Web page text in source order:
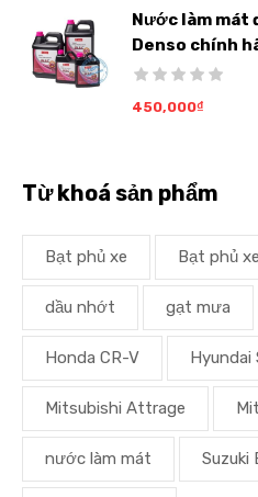
Nước làm mát
Denso chính
450,000₫
Từ khoá sản phẩm
Bạt phủ xe Bạt phủ
dầu nhớt gạt mưa
Honda CR-V Hyundai
Mitsubishi Attrage
nước làm mát Suzuki